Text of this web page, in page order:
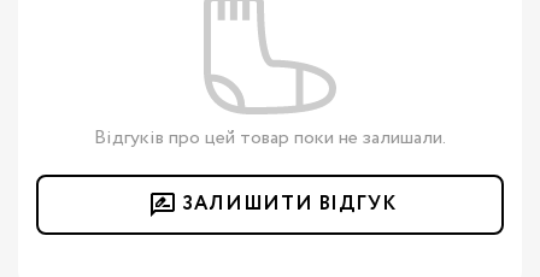
Відгуків про цей товар поки не залишали.
ЗАЛИШИТИ ВІДГУК